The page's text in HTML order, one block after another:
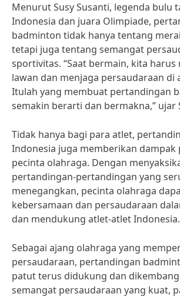
Menurut Susy Susanti, legenda bulu
Indonesia dan juara Olimpiade,
badminton tidak hanya tentang
tetapi juga tentang semangat
sportivitas. “Saat bermain, kita
lawan dan menjaga persaudaraan di
Itulah yang membuat pertandingan
semakin berarti dan bermakna,” ujar
Tidak hanya bagi para atlet,
Indonesia juga memberikan dampak
pecinta olahraga. Dengan
pertandingan-pertandingan yang
menegangkan, pecinta olahraga
kebersamaan dan persaudaraan
dan mendukung atlet-atlet Indonesia.
Sebagai ajang olahraga yang
persaudaraan, pertandingan
patut terus didukung dan
semangat persaudaraan yang kuat,